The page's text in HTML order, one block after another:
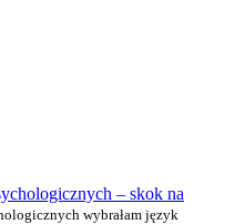
– skok na
wybrałam język